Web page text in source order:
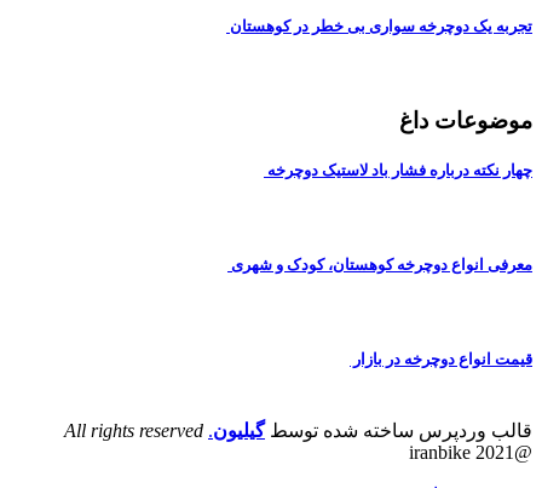
تجربه یک دوچرخه سواری بی خطر در کوهستان
موضوعات داغ
چهار نکته درباره فشار باد لاستیک دوچرخه
معرفی انواع دوچرخه کوهستان، کودک و شهری
قیمت انواع دوچرخه در بازار
قالب وردپرس ساخته شده توسطگیلیون.
All rights reserved
@iranbike 2021